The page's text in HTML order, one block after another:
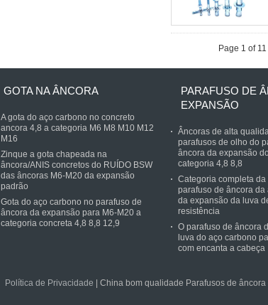
Page 1 of 11
GOTA NA ÂNCORA
A gota do aço carbono no concreto
ancora 4,8 a categoria M6 M8 M10 M12
M16
Zinque a gota chapeada na
âncora/ANIS concretos do RUÍDO BSW
das âncoras M6-M20 da expansão
padrão
Gota do aço carbono no parafuso de
âncora da expansão para M6-M20 a
categoria concreta 4,8 8,8 12,9
PARAFUSO DE
EXPANSÃO
Âncoras de alta
parafusos de olho do
âncora da expansão
categoria 4,8 8,8
Categoria completa da
parafuso de âncora da
da expansão da luva
resistência
O parafuso de âncora
luva do aço carbono
com encanta a cabeça
Política de Privacidade | China bom qualidade Parafusos de